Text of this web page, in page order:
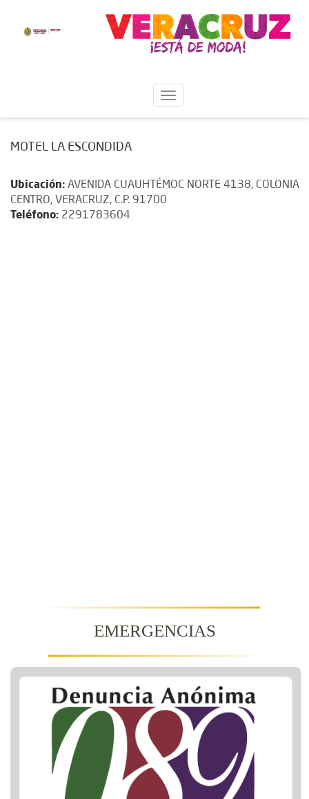
MOTEL LA ESCONDIDA
Ubicación: AVENIDA CUAUHTÉMOC NORTE 4138, COLONIA
CENTRO, VERACRUZ, C.P. 91700
Teléfono: 2291783604
EMERGENCIAS